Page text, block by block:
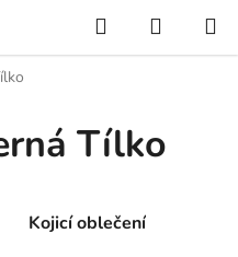
Hledat
KOŠÍK
Tílko
Kojicí oblečení